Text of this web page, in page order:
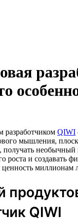
разработчиком QIWI
мышления,
получать
роста и создавать
ценность миллионам
QIWI